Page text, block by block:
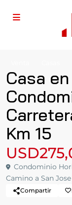
Casa
Km 15
Condominio
Camino a San
Compartir